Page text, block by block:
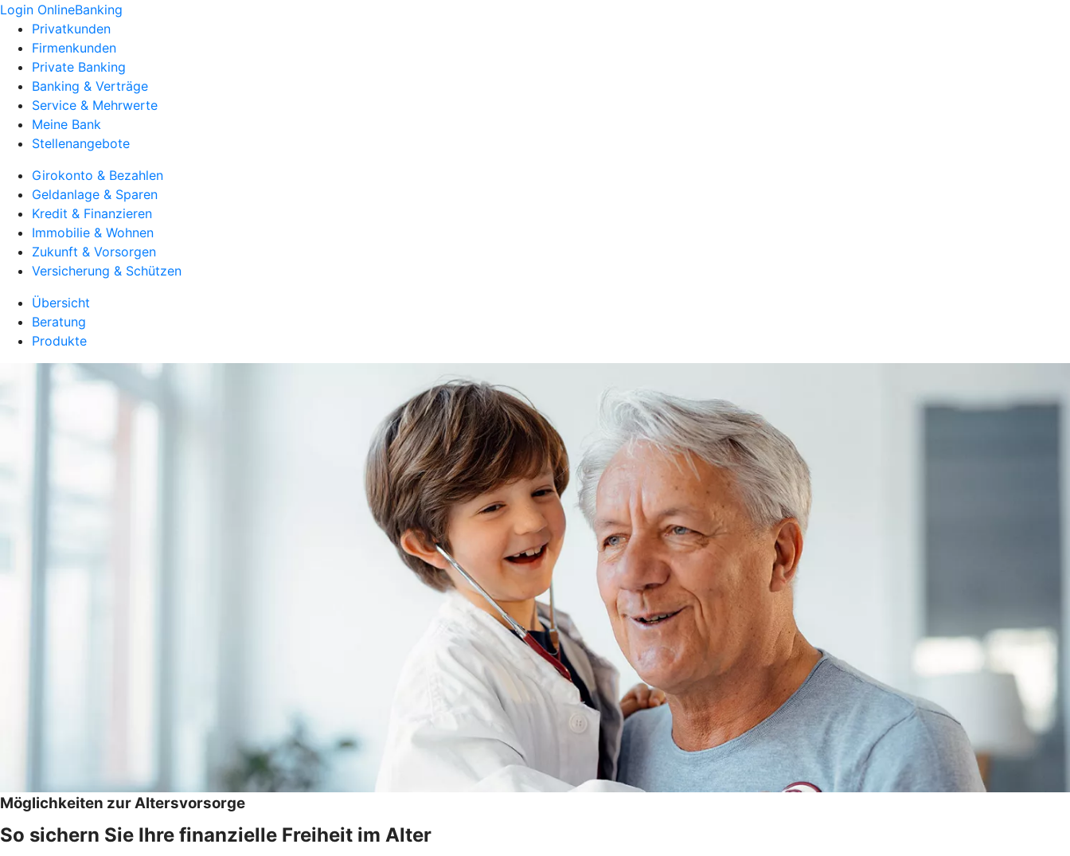
Login OnlineBanking
Privatkunden
Firmenkunden
Private Banking
Banking & Verträge
Service & Mehrwerte
Meine Bank
Stellenangebote
Girokonto & Bezahlen
Geldanlage & Sparen
Kredit & Finanzieren
Immobilie & Wohnen
Zukunft & Vorsorgen
Versicherung & Schützen
Übersicht
Beratung
Produkte
Möglichkeiten zur Altersvorsorge
So sichern Sie Ihre finanzielle Freiheit im Alter